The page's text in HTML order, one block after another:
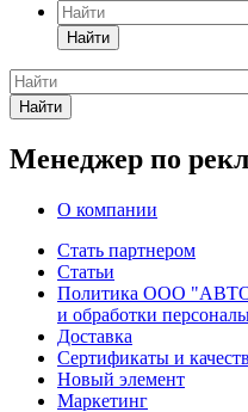
Найти
Найти
Менеджер по
О компании
Стать партнером
Статьи
Политика ООО
и обработки
Доставка
Сертификаты и
Новый элемент
Маркетинг